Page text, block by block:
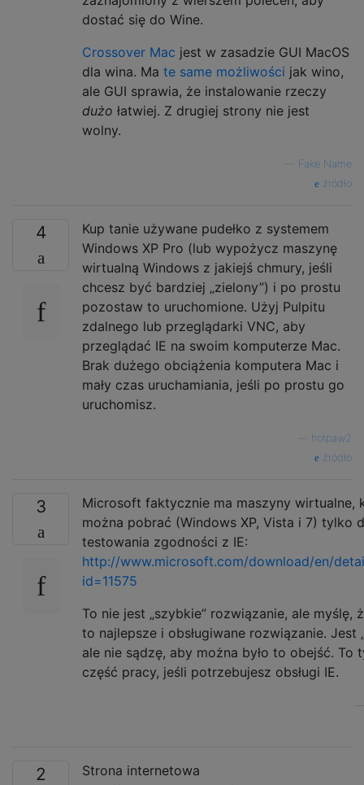
dostać się do Wine.
Crossover Mac jest w zasadzie GUI MacOS
dla wina. Ma te same możliwości jak wino,
ale GUI sprawia, że ​​instalowanie rzeczy
dużo łatwiej. Z drugiej strony nie jest
wolny.
Fake Name
źródło
4
Kup tanie używane pudełko z systemem
Windows XP Pro (lub wypożycz maszynę
wirtualną Windows z jakiejś chmury, jeśli
chcesz być bardziej „zielony”) i po prostu
pozostaw to uruchomione. Użyj Pulpitu
zdalnego lub przeglądarki VNC, aby
przeglądać IE na swoim komputerze Mac.
Brak dużego obciążenia komputera Mac i
mały czas uruchamiania, jeśli po prostu go
uruchomisz.
hotpaw2
źródło
3
Microsoft faktycznie ma maszyny wirtualne,
można pobrać (Windows XP, Vista i 7) tylko
testowania zgodności z IE:
http://www.microsoft.com/download/en/
id=11575
To nie jest „szybkie” rozwiązanie, ale myślę,
to najlepsze i obsługiwane rozwiązanie. Jest
ale nie sądzę, aby można było to obejść. To
część pracy, jeśli potrzebujesz obsługi IE.
2
Strona internetowa